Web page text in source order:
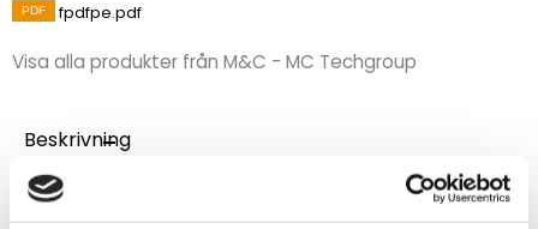
fpdfpe.pdf
Visa alla produkter från M&C - MC Techgroup
Beskrivning
Universalfilter med tom filterbehållare avsedd att fyllas
med lämpligt adsorbtionsmaterial. Används ofta för